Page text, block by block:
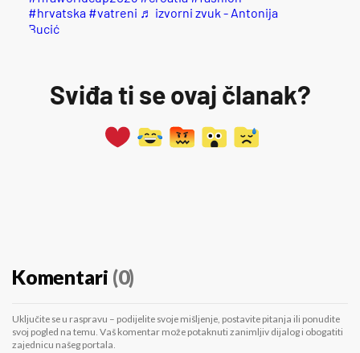
#hrvatska #vatreni ♬ izvorni zvuk - Antonija
Bucić
Sviđa ti se ovaj članak?
Komentari (0)
Uključite se u raspravu – podijelite svoje mišljenje, postavite pitanja ili ponudite
svoj pogled na temu. Vaš komentar može potaknuti zanimljiv dijalog i obogatiti
zajednicu našeg portala.